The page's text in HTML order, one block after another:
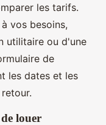
les tarifs.
vos besoins,
utilitaire ou d'une
de
les dates et les
louer